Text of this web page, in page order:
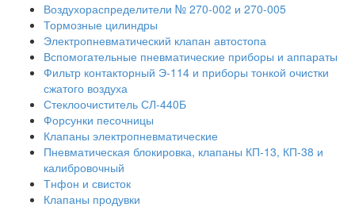
Воздухораспределители № 270-002 и 270-005
Тормозные цилиндры
Электропневматический клапан автостопа
Вспомогательные пневматические приборы и аппараты
Фильтр контакторный Э-114 и приборы тонкой очистки
сжатого воздуха
Стеклоочиститель СЛ-440Б
Форсунки песочницы
Клапаны электропневматические
Пневматическая блокировка, клапаны КП-13, КП-38 и
калибровочный
Тнфон и свисток
Клапаны продувки